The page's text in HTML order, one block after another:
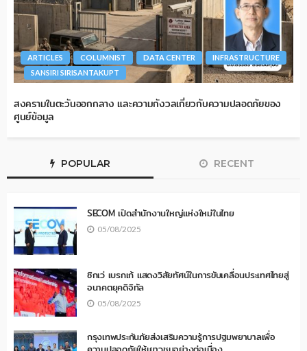
ARTICLES COLUMNIST DATA CENTER
INFRASTRUCTURE
SANSIRI SIRISANTAKUPT
สงครามในตะวันออกกลาง และความกังวลเกี่ยวกับความปลอดภัยของ
ศูนย์ข้อมูล
POPULAR RECENT
SECOM เปิดสำนักงานใหญ่แห่งใหม่ในไทย
05/08/2025
ซิกเว่ เบรกเก้ แสดงวิสัยทัศน์ในการขับเคลื่อนประเทศไทยสู่
อนาคตยุคดิจิทัล
05/08/2025
กรุงเทพประกันภัยส่งเสริมความรู้การปฐมพยาบาลเพื่อ